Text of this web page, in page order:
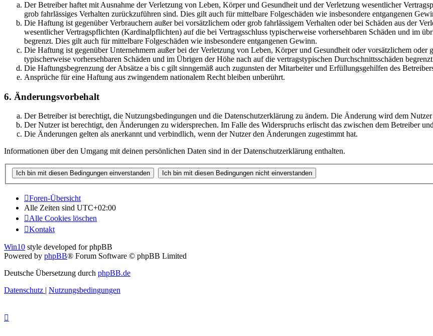
Der Betreiber haftet mit Ausnahme der Verletzung von Leben, Körper und Gesundheit und der Verletzung wesentlicher
grob fahrlässiges Verhalten zurückzuführen sind. Dies gilt auch für mittelbare Folgeschäden wie insbesondere entgangenen
Die Haftung ist gegenüber Verbrauchern außer bei vorsätzlichem oder grob fahrlässigem Verhalten oder bei Schäden aus der
wesentlicher Vertragspflichten (Kardinalpflichten) auf die bei Vertragsschluss typischerweise vorhersehbaren Schäden und im
begrenzt. Dies gilt auch für mittelbare Folgeschäden wie insbesondere entgangenen Gewinn.
Die Haftung ist gegenüber Unternehmern außer bei der Verletzung von Leben, Körper und Gesundheit oder vorsätzlichem oder
typischerweise vorhersehbaren Schäden und im Übrigen der Höhe nach auf die vertragstypischen Durchschnittsschäden
Die Haftungsbegrenzung der Absätze a bis c gilt sinngemäß auch zugunsten der Mitarbeiter und Erfüllungsgehilfen des
Ansprüche für eine Haftung aus zwingendem nationalem Recht bleiben unberührt.
6. Änderungsvorbehalt
Der Betreiber ist berechtigt, die Nutzungsbedingungen und die Datenschutzerklärung zu ändern. Die Änderung wird dem
Der Nutzer ist berechtigt, den Änderungen zu widersprechen. Im Falle des Widerspruchs erlischt das zwischen dem Betreiber
Die Änderungen gelten als anerkannt und verbindlich, wenn der Nutzer den Änderungen zugestimmt hat.
Informationen über den Umgang mit deinen persönlichen Daten sind in der Datenschutzerklärung enthalten.
Foren-Übersicht
Alle Zeiten sind UTC+02:00
Alle Cookies löschen
Kontakt
Win10 style developed for phpBB
Powered by phpBB® Forum Software © phpBB Limited
Deutsche Übersetzung durch phpBB.de
Datenschutz | Nutzungsbedingungen